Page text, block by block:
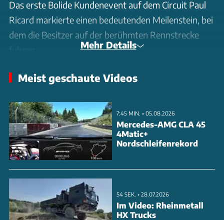
Das erste Bolide Kundenevent auf dem Circuit Paul
Ricard markierte einen bedeutenden Meilenstein, bei
dem die Besitzer auf der berühmten Rennstrecke
fuhren.
Mehr Details
Meist geschaute Videos
7:45 MIN. • 05.08.2026
Mercedes-AMG CLA 45
4Matic+
Nordschleifenrekord
54 SEK. • 28.07.2026
Im Video: Rheinmetall
HX Trucks